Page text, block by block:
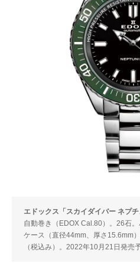
エドックス「スカイダイバー ネプ
自動巻き（EDOX Cal.80）。26石
ケース（直径44mm、厚さ15.6mm
（税込み）。2022年10月21日発売予